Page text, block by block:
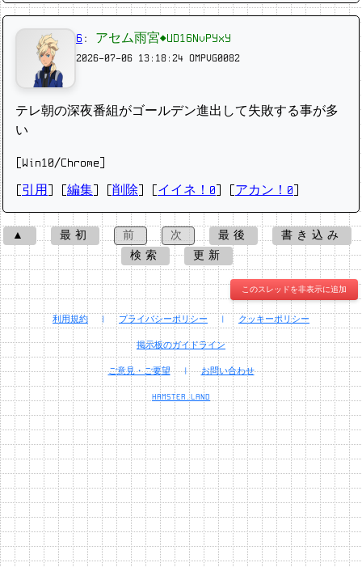
6 : アセム雨宮◆UD16NvPYxY
2026-07-06 13:18:24 OMPVG0082
テレ朝の深夜番組がゴールデン進出して失敗する事が多
い
[Win10/Chrome]
引用 編集 削除 イイネ！0 アカン！0
▲ 最初 前 次 最後
書き込み
検索
更新
このスレッドを非表示に追加
利用規約 | プライバシーポリシー | クッキーポリシー
掲示板のガイドライン
ご意見・ご要望 | お問い合わせ
HAMSTER.LAND